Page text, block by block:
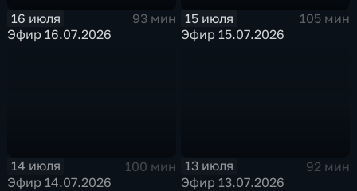
16 июля
93 мин
Эфир 16.07.2026
15 июля
105 мин
Эфир 15.07.2026
14 июля
100 мин
Эфир 14.07.2026
13 июля
92 мин
Эфир 13.07.2026